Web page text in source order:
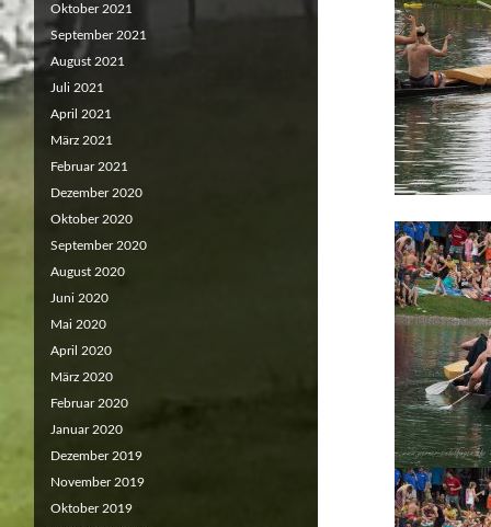
Oktober 2021
September 2021
August 2021
Juli 2021
April 2021
März 2021
Februar 2021
Dezember 2020
Oktober 2020
September 2020
August 2020
Juni 2020
Mai 2020
April 2020
März 2020
Februar 2020
Januar 2020
Dezember 2019
November 2019
Oktober 2019